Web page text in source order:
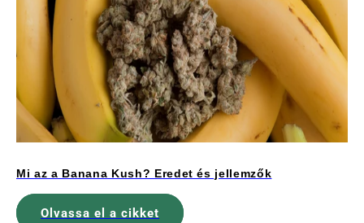
Mi az a Banana Kush? Eredet és jellemzők
Olvassa el a cikket